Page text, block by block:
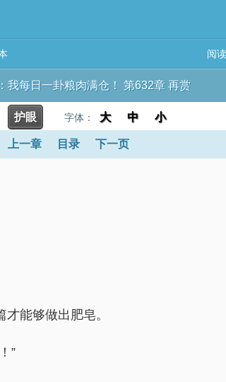
阅
我每日一卦粮肉满仓！ 第632章 再赏
护眼 字体： 大 中 小
上一章 目录 下一页
能够做出肥皂。
”